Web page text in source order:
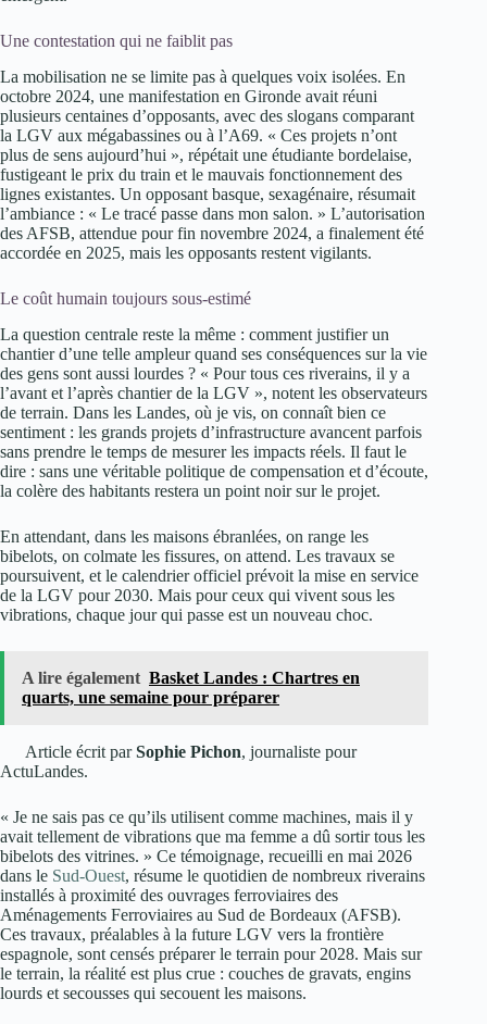
Une contestation qui ne faiblit pas
La mobilisation ne se limite pas à quelques voix isolées. En
octobre 2024, une manifestation en Gironde avait réuni
plusieurs centaines d’opposants, avec des slogans comparant
la LGV aux mégabassines ou à l’A69. « Ces projets n’ont
plus de sens aujourd’hui », répétait une étudiante bordelaise,
fustigeant le prix du train et le mauvais fonctionnement des
lignes existantes. Un opposant basque, sexagénaire, résumait
l’ambiance : « Le tracé passe dans mon salon. » L’autorisation
des AFSB, attendue pour fin novembre 2024, a finalement été
accordée en 2025, mais les opposants restent vigilants.
Le coût humain toujours sous-estimé
La question centrale reste la même : comment justifier un
chantier d’une telle ampleur quand ses conséquences sur la vie
des gens sont aussi lourdes ? « Pour tous ces riverains, il y a
l’avant et l’après chantier de la LGV », notent les observateurs
de terrain. Dans les Landes, où je vis, on connaît bien ce
sentiment : les grands projets d’infrastructure avancent parfois
sans prendre le temps de mesurer les impacts réels. Il faut le
dire : sans une véritable politique de compensation et d’écoute,
la colère des habitants restera un point noir sur le projet.
En attendant, dans les maisons ébranlées, on range les
bibelots, on colmate les fissures, on attend. Les travaux se
poursuivent, et le calendrier officiel prévoit la mise en service
de la LGV pour 2030. Mais pour ceux qui vivent sous les
vibrations, chaque jour qui passe est un nouveau choc.
A lire également Basket Landes : Chartres en
quarts, une semaine pour préparer
Article écrit parSophie Pichon, journaliste pour
ActuLandes.
« Je ne sais pas ce qu’ils utilisent comme machines, mais il y
avait tellement de vibrations que ma femme a dû sortir tous les
bibelots des vitrines. » Ce témoignage, recueilli en mai 2026
dans le Sud-Ouest, résume le quotidien de nombreux riverains
installés à proximité des ouvrages ferroviaires des
Aménagements Ferroviaires au Sud de Bordeaux (AFSB).
Ces travaux, préalables à la future LGV vers la frontière
espagnole, sont censés préparer le terrain pour 2028. Mais sur
le terrain, la réalité est plus crue : couches de gravats, engins
lourds et secousses qui secouent les maisons.